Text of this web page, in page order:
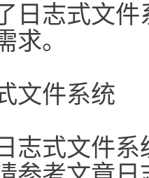
日志式文
求。
文件系统
志式文件